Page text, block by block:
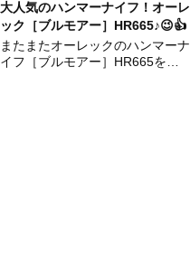
大人気のハンマーナイフ！オーレ
ック［ブルモアー］HR665♪😉👍
またまたオーレックのハンマーナ
イフ［ブルモアー］HR665を納